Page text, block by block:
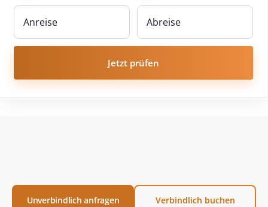
Jetzt prüfen
Unverbindlich anfragen Verbindlich buchen